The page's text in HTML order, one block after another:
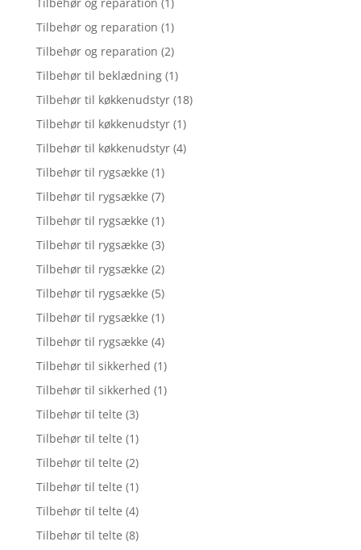
Tilbehør og reparation (1)
Tilbehør og reparation (2)
Tilbehør til beklædning (1)
Tilbehør til køkkenudstyr (18)
Tilbehør til køkkenudstyr (1)
Tilbehør til køkkenudstyr (4)
Tilbehør til rygsække (1)
Tilbehør til rygsække (7)
Tilbehør til rygsække (1)
Tilbehør til rygsække (3)
Tilbehør til rygsække (2)
Tilbehør til rygsække (5)
Tilbehør til rygsække (1)
Tilbehør til rygsække (4)
Tilbehør til sikkerhed (1)
Tilbehør til sikkerhed (1)
Tilbehør til telte (3)
Tilbehør til telte (1)
Tilbehør til telte (2)
Tilbehør til telte (1)
Tilbehør til telte (4)
Tilbehør til telte (8)